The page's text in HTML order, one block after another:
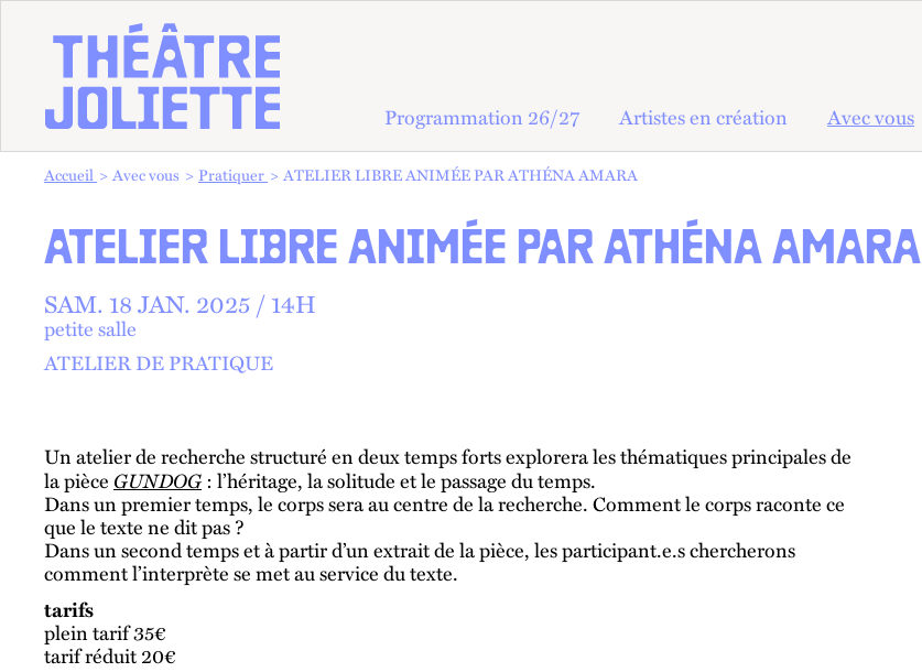
Programmation 26/27 Artistes en création Avec vous
Vous êtes dans :
Accueil Avec vous Pratiquer ATELIER LIBRE ANIMÉE PAR ATHÉNA AMARA
ATELIER LIBRE ANIMÉE PAR ATHÉNA AMARA
SAM. 18JAN. 2025 /14H
petite salle
ATELIER DE PRATIQUE
Un atelier de recherche structuré en deux temps forts explorera les thématiques principales de
la pièce GUNDOG : l’héritage, la solitude et le passage du temps.
Dans un premier temps, le corps sera au centre de la recherche. Comment le corps raconte ce
que le texte ne dit pas ?
Dans un second temps et à partir d’un extrait de la pièce, les participant.e.s chercherons
comment l’interprète se met au service du texte.
tarifs
plein tarif 35€
tarif réduit 20€